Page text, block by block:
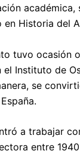
Historia del
tuvo ocasión
el Instituto de
se
a trabajar
entre